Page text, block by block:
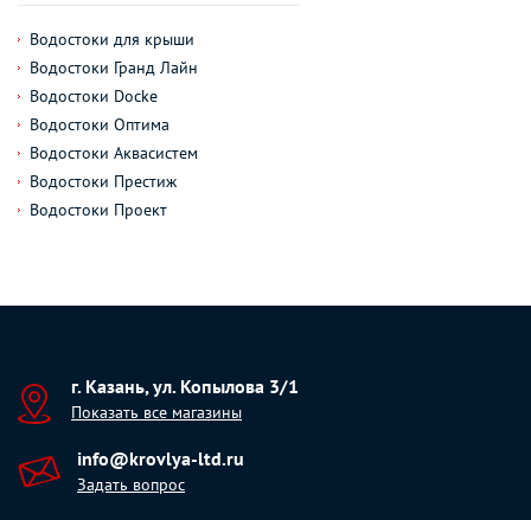
Водостоки для крыши
Водостоки Гранд Лайн
Водостоки Docke
Водостоки Оптима
Водостоки Аквасистем
Водостоки Престиж
Водостоки Проект
г. Казань, ул. Копылова 3/1
Показать все магазины
info@krovlya-ltd.ru
Задать вопрос